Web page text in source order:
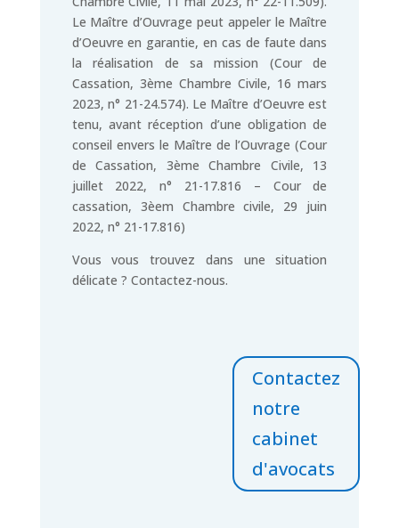
Le Maître d’Ouvrage peut appeler le Maître
d’Oeuvre en garantie, en cas de faute dans
la réalisation de sa mission (Cour de
Cassation, 3ème Chambre Civile, 16 mars
2023, n° 21-24.574). Le Maître d’Oeuvre est
tenu, avant réception d’une obligation de
conseil envers le Maître de l’Ouvrage (Cour
de Cassation, 3ème Chambre Civile, 13
juillet 2022, n° 21-17.816 – Cour de
cassation, 3èem Chambre civile, 29 juin
2022, n° 21-17.816)
Vous vous trouvez dans une situation
délicate ? Contactez-nous.
Contactez
notre
cabinet
d'avocats